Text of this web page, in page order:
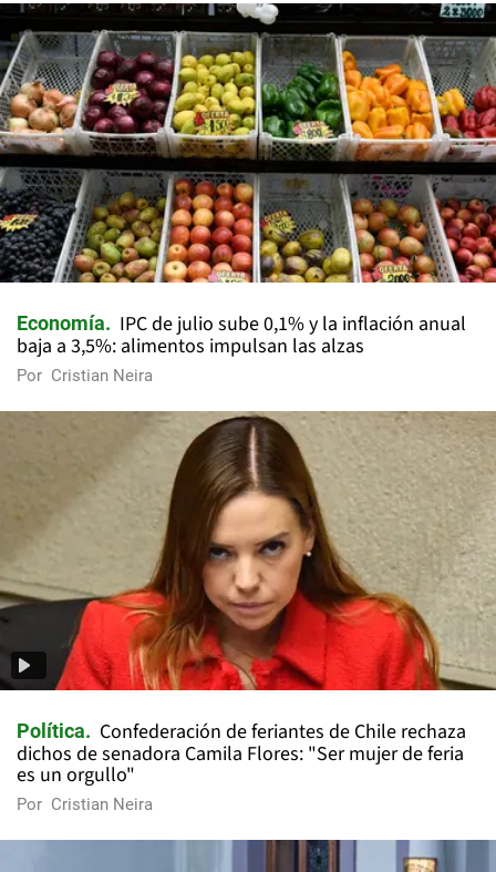
Economía
IPC de julio sube 0,1% y la inflación anual
baja a 3,5%: alimentos impulsan las alzas
Por Cristian Neira
Política
Confederación de feriantes de Chile rechaza
dichos de senadora Camila Flores: "Ser mujer de feria
es un orgullo"
Por Cristian Neira